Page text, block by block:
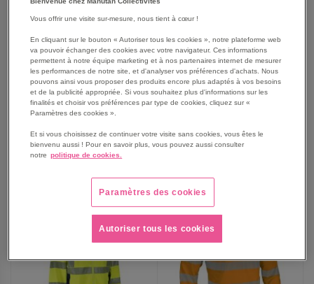
manches longues Somo -
Coverguard
À partir de
27,90 €
33,48 € TTC
AJOUTER
8modèles VOIR
visibilité Auro - Coverguard
À partir de
58,90 €
70,68 € TTC
AUX
FAVORIS
Vous offrir une visite sur-mesure, nous tient à cœur !
En cliquant sur le bouton « Autoriser tous les cookies », notre plateforme web
va pouvoir échanger des cookies avec votre navigateur. Ces informations
permettent à notre équipe marketing et à nos partenaires internet de mesurer
les performances de notre site, et d'analyser vos préférences d'achats. Nous
pouvons ainsi vous proposer des produits encore plus adaptés à vos besoins
et de la publicité appropriée. Si vous souhaitez plus d'informations sur les
finalités et choisir vos préférences par type de cookies, cliquez sur «
Paramètres des cookies ».
Et si vous choisissez de continuer votre visite sans cookies, vous êtes le
bienvenu aussi ! Pour en savoir plus, vous pouvez aussi consulter
notre politique de cookies.
Paramètres des cookies
Autoriser tous les cookies